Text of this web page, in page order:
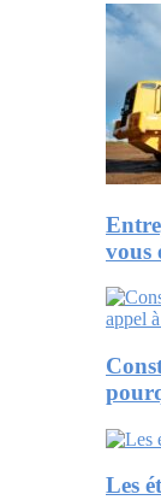
vous
Les